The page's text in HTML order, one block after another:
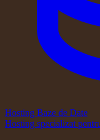
Hosting Baze de Date
Hosting specializat